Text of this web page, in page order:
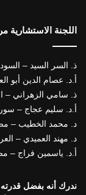
اللجنة الاستشارية
ذ. السر السيد –
أ.د. عصام الدين أبو
ذ. سامي الزهراني –
أ.د. سليم عجاج –
د. محمد الخطيب –
د. مهند العميدي –
أ.د. ياسمين فراج –
ندرك أنه بفضل قدرته